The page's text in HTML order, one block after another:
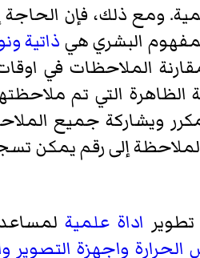
ومع ذلك، فإن الحاجة
البشري هي ذاتية
الملاحظات في
التي تم
ويشاركة جميع
إلى رقم يمكن
اداة علمية
الحرارة واجهزة التصوير